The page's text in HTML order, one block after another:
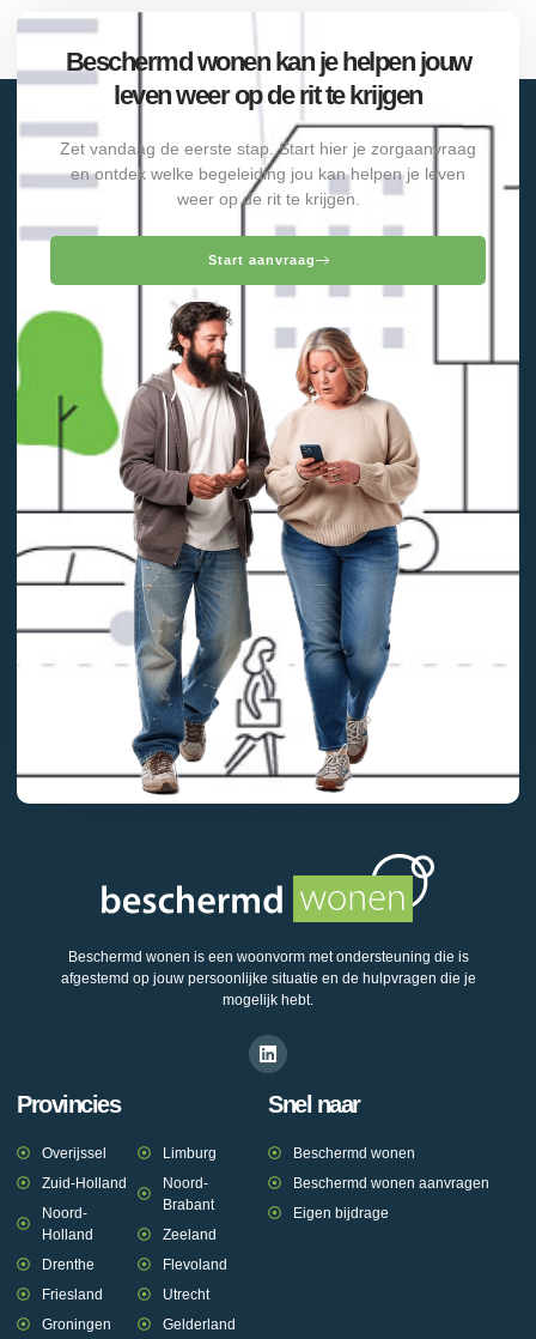
Beschermd wonen kan je helpen jouw
leven weer op de rit te krijgen
Zet vandaag de eerste stap. Start hier je zorgaanvraag
en ontdek welke begeleiding jou kan helpen je leven
weer op de rit te krijgen.
Start aanvraag
Beschermd wonen is een woonvorm met ondersteuning die is
afgestemd op jouw persoonlijke situatie en de hulpvragen die je
mogelijk hebt.
Provincies
Overijssel
Zuid-Holland
Noord-
Holland
Drenthe
Friesland
Groningen
Limburg
Noord-
Brabant
Zeeland
Flevoland
Utrecht
Gelderland
Snel naar
Beschermd wonen
Beschermd wonen aanvragen
Eigen bijdrage